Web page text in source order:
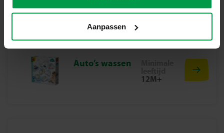
Aanpassen
Daarom worden de producten geproduceerd en getest in
veiligheidsnormen. Speelgoed van SES Creative zorgt
voor plezier en is erop gericht dat kinderen trots kunnen
stimuleert.
Duik Vandaag Nog In Een Sprookjeswereld!
Auto’s wassen
12M+